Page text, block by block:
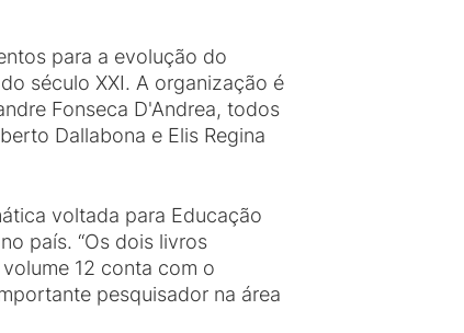
para a evolução do
século XXI. A organização é
Fonseca D'Andrea, todos
Dallabona e Elis Regina
voltada para Educação
país. “Os dois livros
12 conta com o
pesquisador na área